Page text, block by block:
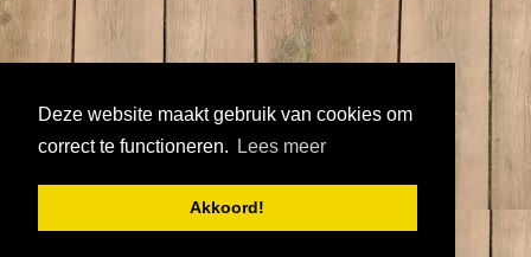
Deze website maakt gebruik van cookies om
correct te functioneren.
Lees meer
Akkoord!